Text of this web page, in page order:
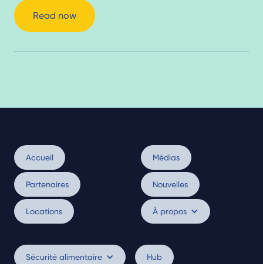
Read now
Accueil
Partenaires
Locations
Médias
Nouvelles
À propos
Sécurité alimentaire Hub